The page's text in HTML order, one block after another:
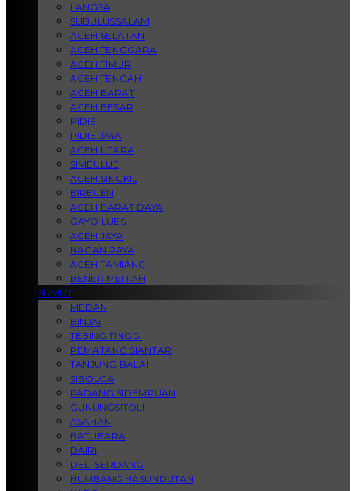
LANGSA
SUBULUSSALAM
ACEH SELATAN
ACEH TENGGARA
ACEH TIMUR
ACEH TENGAH
ACEH BARAT
ACEH BESAR
PIDIE
PIDIE JAYA
ACEH UTARA
SIMEULUE
ACEH SINGKIL
BIREUEN
ACEH BARAT DAYA
GAYO LUES
ACEH JAYA
NAGAN RAYA
ACEH TAMIANG
BENER MERIAH
SUMUT
MEDAN
BINJAI
TEBING TINGGI
PEMATANG SIANTAR
TANJUNG BALAI
SIBOLGA
PADANG SIDEMPUAN
GUNUNGSITOLI
ASAHAN
BATUBARA
DAIRI
DELI SERDANG
HUMBANG HASUNDUTAN